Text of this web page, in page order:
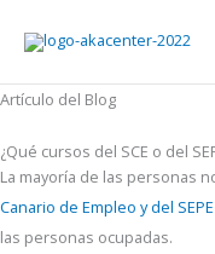
Artículo del Blog
¿Qué cursos del SCE o del
La mayoría de las personas
Canario de Empleo y del SEPE
las personas ocupadas.
Menu